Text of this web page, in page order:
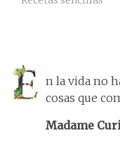
n la vida no
cosas que
Madame